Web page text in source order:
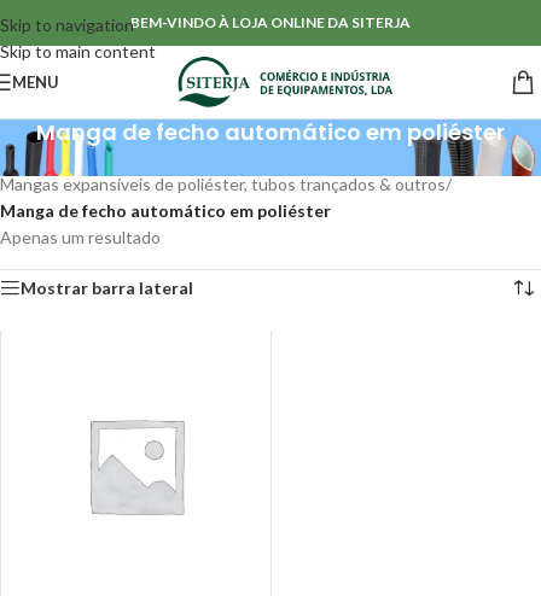
Skip to navigation
Skip to main content
BEM-VINDO À LOJA ONLINE DA SITERJA
MENU
Manga de fecho automático em poliéster
Início/Mangas de protecção & Tubos
Mangas expansíveis de poliéster, tubos trançados & outros/
Manga de fecho automático em poliéster
Apenas um resultado
Mostrar barra lateral